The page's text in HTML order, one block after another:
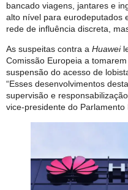
bancado viagens, jantares e
alto nível para eurodeputados
rede de influência discreta,
As suspeitas contra a Huawei
Comissão Europeia a
suspensão do acesso de
“Esses desenvolvimentos
supervisão e
vice-presidente do